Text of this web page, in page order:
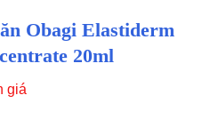
Obagi Elastiderm
20ml
giá